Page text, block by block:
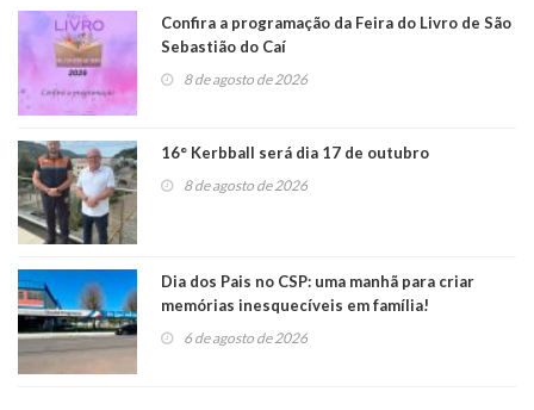
Confira a programação da Feira do Livro de São
Sebastião do Caí
8 de agosto de 2026
16° Kerbball será dia 17 de outubro
8 de agosto de 2026
Dia dos Pais no CSP: uma manhã para criar
memórias inesquecíveis em família!
6 de agosto de 2026